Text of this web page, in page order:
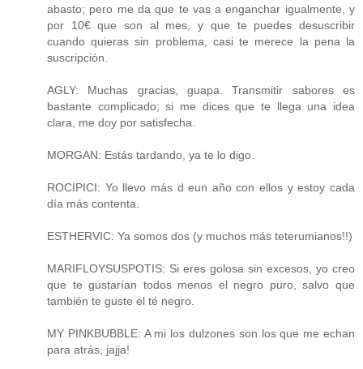
abasto; pero me da que te vas a enganchar igualmente, y
por 10€ que son al mes, y que te puedes desuscribir
cuando quieras sin problema, casi te merece la pena la
suscripción.
AGLY: Muchas gracias, guapa. Transmitir sabores es
bastante complicado; si me dices que te llega una idea
clara, me doy por satisfecha.
MORGAN: Estás tardando, ya te lo digo.
ROCIPICI: Yo llevo más d eun año con ellos y estoy cada
día más contenta.
ESTHERVIC: Ya somos dos (y muchos más teterumianos!!)
MARIFLOYSUSPOTIS: Si eres golosa sin excesos, yo creo
que te gustarían todos menos el negro puro, salvo que
también te guste el té negro.
MY PINKBUBBLE: A mi los dulzones son los que me echan
para atrás, jajja!